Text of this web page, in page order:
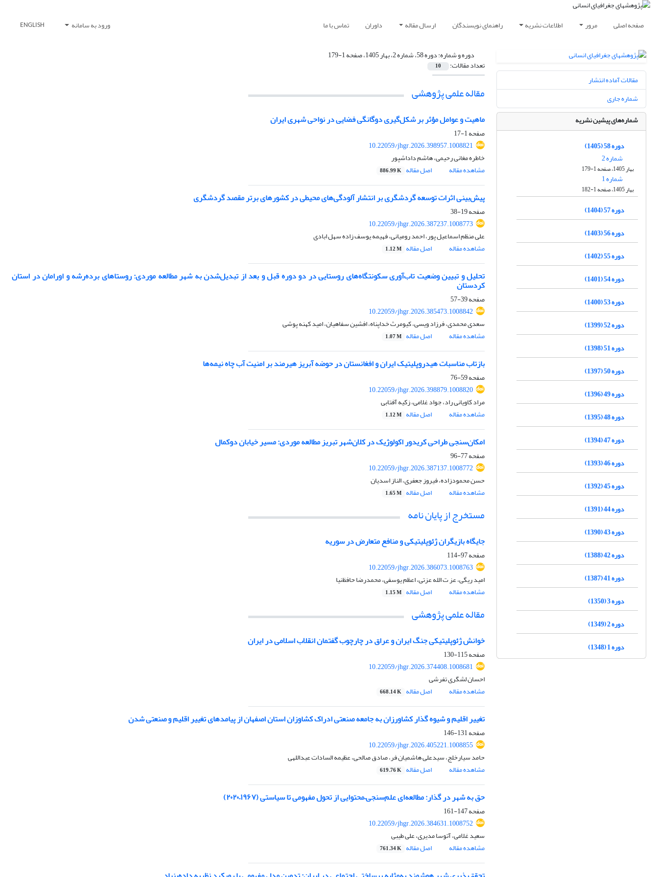
صفحه اصلی مرور اطلاعات نشریه راهنمای نویسندگان ارسال مقاله داوران تماس با ما ورود به سامانه ENGLISH
دوره و شماره:دوره 58، شماره 2، بهار 1405، صفحه 1-179
تعداد مقالات: 10
مقاله علمی پژوهشی
ماهیت و عوامل مؤثر بر شکل‌گیری دوگانگی فضایی در نواحی شهری ایران
صفحه1-17
10.22059/jhgr.2026.398957.1008821
خاطره مغانی رحیمی، هاشم داداشپور
مشاهده مقاله
اصل مقاله 886.99 K
پیش‌بینی اثرات توسعه گردشگری بر انتشار آلودگی‌های محیطی در کشورهای برتر مقصد گردشگری
صفحه19-38
10.22059/jhgr.2026.387237.1008773
علی منظم اسماعیل پور، احمد رومیانی، فهیمه یوسف زاده سهل ابادی
مشاهده مقاله
اصل مقاله 1.12 M
تحلیل و تبیین وضعیت تاب‌آوری سکونتگاه‌های روستایی در دو دوره قبل و بعد از تبدیل‌شدن به شهر مطالعه موردی: روستاهای برده‌رشه و اورامان در استان
کردستان
صفحه39-57
10.22059/jhgr.2026.385473.1008842
سعدی محمدی، فرزاد ویسی، کیومرث خداپناه، افشین سفاهیان، امید کهنه پوشی
مشاهده مقاله
اصل مقاله 1.07 M
بازتاب مناسبات هیدروپلیتیک ایران و افغانستان در حوضه آبریز هیرمند بر امنیت آب چاه نیمه‌ها
صفحه59-76
10.22059/jhgr.2026.398879.1008820
مراد کاویانی راد، جواد غلامی، زکیه آفتابی
مشاهده مقاله
اصل مقاله 1.12 M
امکان‌سنجی طراحی کریدور اکولوژیک در کلان‌شهر تبریز مطالعه موردی: مسیر خیابان دوکمال
صفحه77-96
10.22059/jhgr.2026.387137.1008772
حسن محمودزاده، فیروز جعفری، الناز اسدیان
مشاهده مقاله
اصل مقاله 1.65 M
مستخرج از پایان نامه
جایگاه بازیگران ژئوپلیتیکی و منافع متعارض در سوریه
صفحه97-114
10.22059/jhgr.2026.386073.1008763
امید ریگی، عز ت الله عزتی، اعظم یوسفی، محمدرضا حافظ‌نیا
مشاهده مقاله
اصل مقاله 1.15 M
مقاله علمی پژوهشی
خوانش ژئوپلیتیکی جنگ ایران و عراق در چارچوب گفتمان انقلاب اسلامی در ایران
صفحه115-130
10.22059/jhgr.2026.374408.1008681
احسان لشگری تفرشی
مشاهده مقاله
اصل مقاله 668.14 K
تغییر اقلیم و شیوه گذار کشاورزان به جامعه صنعتی ادراک کشاوزان استان اصفهان از پیامدهای تغییر اقلیم و صنعتی شدن
صفحه131-146
10.22059/jhgr.2026.405221.1008855
حامد سیارخلج، سیدعلی هاشمیان فر، صادق صالحی، عظیمه السادات عبداللهی
مشاهده مقاله
اصل مقاله 619.76 K
حق به شهر در گذار: مطالعه‌ای علم‌سنجی–محتوایی از تحول مفهومی تا سیاستی (۱۹۶۷–۲۰۲۰)
صفحه147-161
10.22059/jhgr.2026.384631.1008752
سعید غلامی، آتوسا مدیری، علی طیبی
مشاهده مقاله
اصل مقاله 761.34 K
مقالات آماده انتشار
شماره جاری
شماره‌های پیشین نشریه
دوره 58 (1405)
شماره 2
بهار 1405، صفحه 1-179
شماره 1
بهار 1405، صفحه 1-182
دوره 57 (1404)
دوره 56 (1403)
دوره 55 (1402)
دوره 54 (1401)
دوره 53 (1400)
دوره 52 (1399)
دوره 51 (1398)
دوره 50 (1397)
دوره 49 (1396)
دوره 48 (1395)
دوره 47 (1394)
دوره 46 (1393)
دوره 45 (1392)
دوره 44 (1391)
دوره 43 (1390)
دوره 42 (1388)
دوره 41 (1387)
دوره 3 (1350)
دوره 2 (1349)
دوره 1 (1348)